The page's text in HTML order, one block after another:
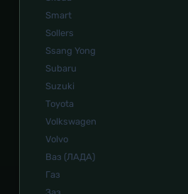
Smart
Sollers
Ssang Yong
Subaru
Suzuki
Toyota
Volkswagen
Volvo
Ваз (ЛАДА)
Газ